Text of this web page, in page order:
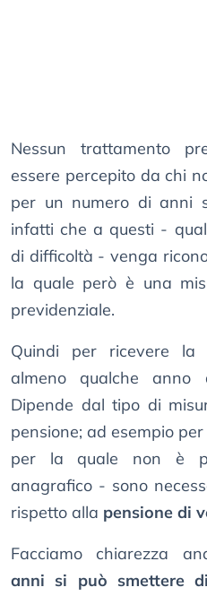
Nessun trattamento
essere percepito da chi
per un numero di anni
infatti che a questi -
di difficoltà - venga
la quale però è una
previdenziale.
Quindi per ricevere la
almeno qualche anno
Dipende dal tipo di
pensione; ad esempio per
per la quale non è
anagrafico - sono
rispetto alla pensione di
Facciamo chiarezza
anni si può smettere